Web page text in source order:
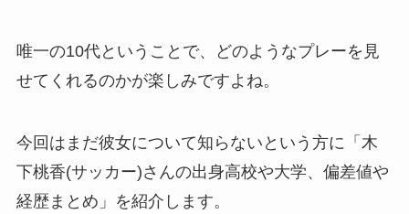
唯一の10代ということで、どのようなプレーを見
せてくれるのかが楽しみですよね。
今回はまだ彼女について知らないという方に「木
下桃香(サッカー)さんの出身高校や大学、偏差値や
経歴まとめ」を紹介します。